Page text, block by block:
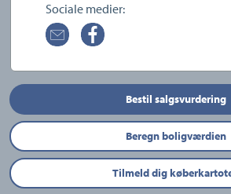
Sociale medier:
Bestil salgsvurdering
Beregn boligværdien
Tilmeld dig